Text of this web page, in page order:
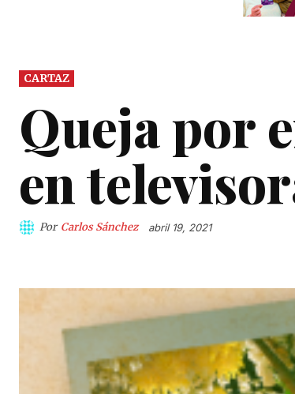
CARTAZ
Queja por
en
Por Carlos Sánchez abril 19, 2021